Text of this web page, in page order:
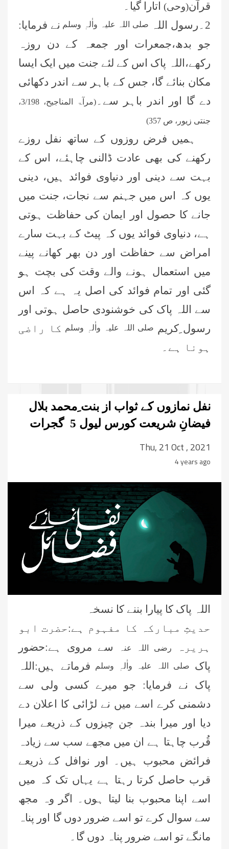
قرآن(وحی) اتارا گیا۔
2۔رسول اللہ
صلی اللہ علیہ واٰلہٖ وسلم نے فرمایا:
جو بدھ،جمعرات اور جمعہ کے دن روزہ
رکھے،اللہ پاک اس کے لئے جنت میں ایک ایسا
مکان بنائے گا، جس کے باہر سے اندر دکھائی
دے گا اور اندر باہر سے۔
(مرآۃ المناجیح، 3/198،
جنتی زیور، ص 357)
ہمیں فرض روزوں کے ساتھ نفل روزے
رکھنے کی بھی عادت ڈالنی چاہئے، اس کے
بہت سے دینی اور دنیاوی فوائد ہیں، دینی
یوں کہ اس میں جہنم سے نجات، جنت میں
جانے کا حصول اور ایمان کی حفاظت ہوتی
ہے، دنیاوی فوائد یوں کہ پیٹ کے بہت سارے
امراض سے حفاظت اور دن بھر کھانے پینے
میں استعمال ہونے والے وقت کی بچت ہو
گئی اور تمام فوائد کی اصل یہ ہے کہ اس
سے اللہ پاک کی خوشنودی حاصل ہوتی اور
رسول ِکریم صلی اللہ علیہ واٰلہٖ وسلم
کا راضی
ہونا ہے۔
نفل نمازوں کے ثواب از بنت ِمحمد بلال
فیضانِ شریعت کورس لیول 5 گجرات
Thu, 21 Oct , 2021
4 years ago
اللہ پاک کا پیارا بننے کا نسخہ
حدیثِ مبارکہ کا مفہوم ہے:حضرت ابو
ہریرہ
رضی اللہ عنہ
سے مروی ہے:حضور
پاک
صلی اللہ علیہ واٰلہٖ وسلم فرماتے ہیں:اللہ
پاک نے فرمایا: جو میرے کسی ولی سے
دشمنی کرے اسے میں نے لڑائی کا اعلان دے
دیا اور میرا بندہ جن چیزوں کے ذریعے میرا
قُرب چاہتا ہے ان میں مجھے سب سے زیادہ
فرائض محبوب ہیں۔ اور نوافل کے ذریعے
قرب حاصل کرتا رہتا ہے یہاں تک کہ میں
اسے اپنا محبوب بنا لیتا ہوں۔ اگر وہ مجھ
سے سوال کرے تو اسے ضرور دوں گا اور پناہ
مانگے تو اسے ضرور پناہ دوں گا۔